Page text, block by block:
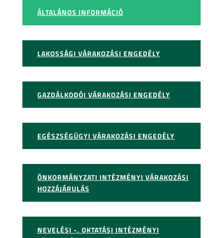
ÁLTALÁNOS INFORMÁCIÓ
LAKOSSÁGI VÁRAKOZÁSI ENGEDÉLY
GAZDÁLKODÓI VÁRAKOZÁSI ENGEDÉLY
EGÉSZSÉGÜGYI VÁRAKOZÁSI ENGEDÉLY
ÖNKORMÁNYZATI INTÉZMÉNYI VÁRAKOZÁSI
HOZZÁJÁRULÁS
NEVELÉSI -, OKTATÁSI INTÉZMÉNYI